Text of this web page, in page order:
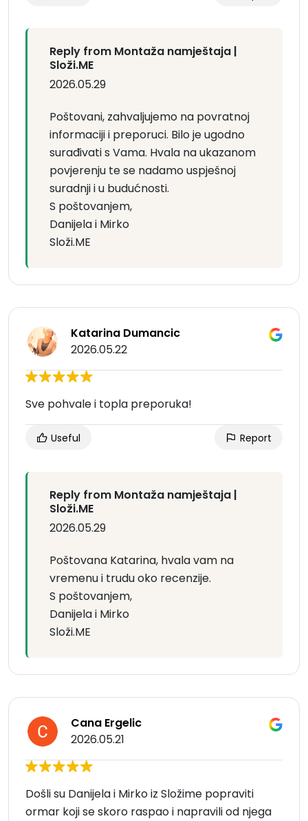
Reply from Montaža namještaja |
Složi.ME
2026.05.29
Poštovani, zahvaljujemo na povratnoj
informaciji i preporuci. Bilo je ugodno
surađivati s Vama. Hvala na ukazanom
povjerenju te se nadamo uspješnoj
suradnji i u budućnosti.
S poštovanjem,
Danijela i Mirko
Složi.ME
Katarina Dumancic
2026.05.22
Sve pohvale i topla preporuka!
Useful Report
Reply from Montaža namještaja |
Složi.ME
2026.05.29
Poštovana Katarina, hvala vam na
vremenu i trudu oko recenzije.
S poštovanjem,
Danijela i Mirko
Složi.ME
Cana Ergelic
2026.05.21
Došli su Danijela i Mirko iz Složime popraviti
ormar koji se skoro raspao i napravili od njega